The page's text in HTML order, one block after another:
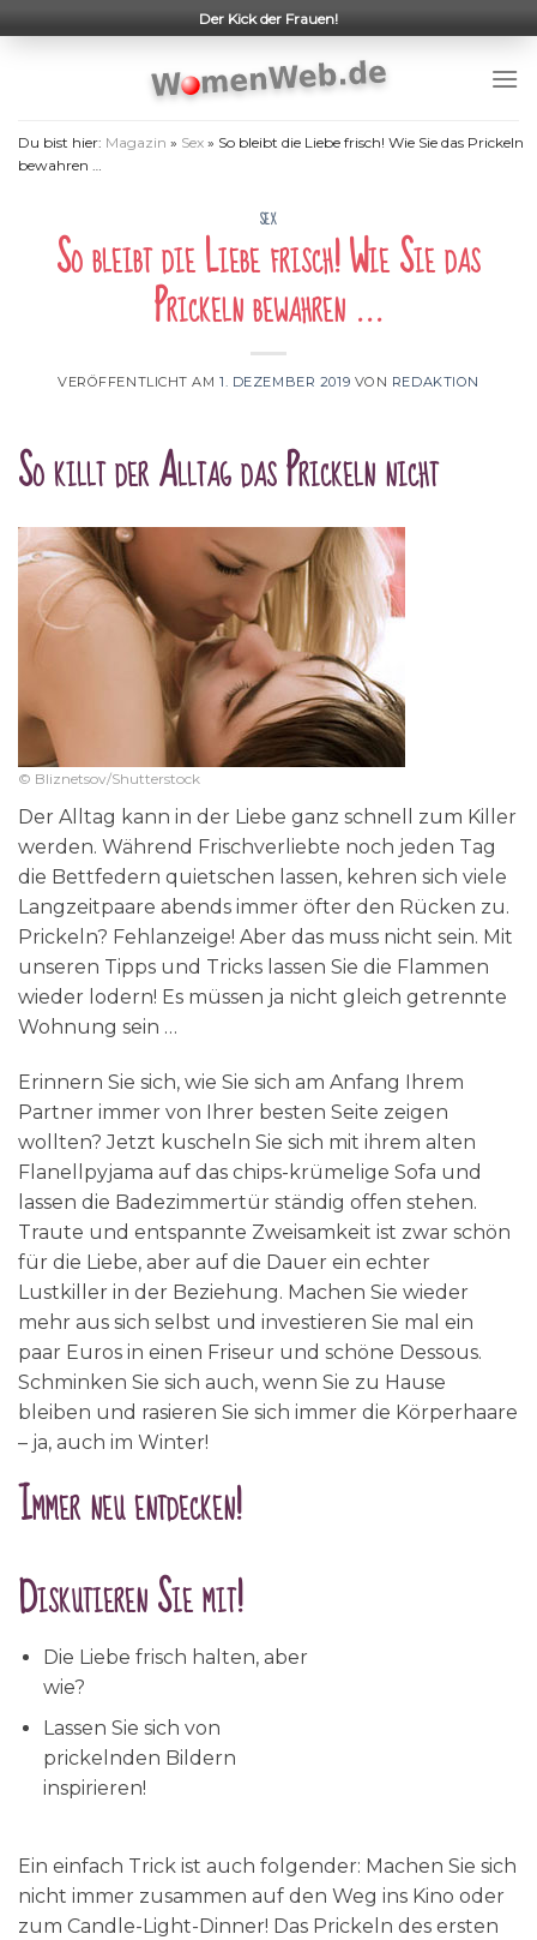
to
Der Kick der Frauen!
Du bist hier: Magazin » Sex » So bleibt die Liebe frisch! Wie Sie das Prickeln
bewahren …
SEX
So bleibt die Liebe frisch! Wie Sie das
Prickeln bewahren …
VERÖFFENTLICHT AM1. DEZEMBER 2019 VON REDAKTION
So killt der Alltag das Prickeln nicht
© Bliznetsov/Shutterstock
Der Alltag kann in der Liebe ganz schnell zum Killer
werden. Während Frischverliebte noch jeden Tag
die Bettfedern quietschen lassen, kehren sich viele
Langzeitpaare abends immer öfter den Rücken zu.
Prickeln? Fehlanzeige! Aber das muss nicht sein. Mit
unseren Tipps und Tricks lassen Sie die Flammen
wieder lodern! Es müssen ja nicht gleich getrennte
Wohnung sein …
Erinnern Sie sich, wie Sie sich am Anfang Ihrem
Partner immer von Ihrer besten Seite zeigen
wollten? Jetzt kuscheln Sie sich mit ihrem alten
Flanellpyjama auf das chips-krümelige Sofa und
lassen die Badezimmertür ständig offen stehen.
Traute und entspannte Zweisamkeit ist zwar schön
für die Liebe, aber auf die Dauer ein echter
Lustkiller in der Beziehung. Machen Sie wieder
mehr aus sich selbst und investieren Sie mal ein
paar Euros in einen Friseur und schöne Dessous.
Schminken Sie sich auch, wenn Sie zu Hause
bleiben und rasieren Sie sich immer die Körperhaare
– ja, auch im Winter!
Immer neu entdecken!
Diskutieren Sie mit!
Die Liebe frisch halten, aber
wie?
Lassen Sie sich von
prickelnden Bildern
inspirieren!
Ein einfach Trick ist auch folgender: Machen Sie sich
nicht immer zusammen auf den Weg ins Kino oder
zum Candle-Light-Dinner! Das Prickeln des ersten